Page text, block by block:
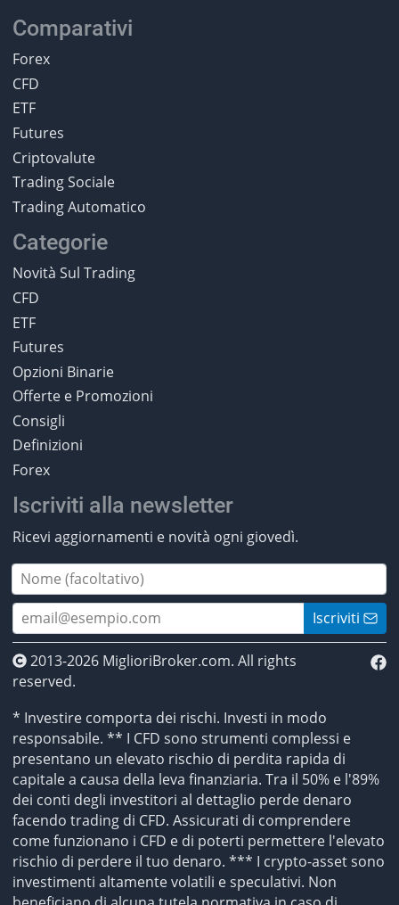
Comparativi
Forex
CFD
ETF
Futures
Criptovalute
Trading Sociale
Trading Automatico
Categorie
Novità Sul Trading
CFD
ETF
Futures
Opzioni Binarie
Offerte e Promozioni
Consigli
Definizioni
Forex
Iscriviti alla newsletter
Ricevi aggiornamenti e novità ogni giovedì.
Iscriviti
2013-2026 MiglioriBroker.com. All rights
reserved.
* Investire comporta dei rischi. Investi in modo
responsabile. ** I CFD sono strumenti complessi e
presentano un elevato rischio di perdita rapida di
capitale a causa della leva finanziaria. Tra il 50% e l'89%
dei conti degli investitori al dettaglio perde denaro
facendo trading di CFD. Assicurati di comprendere
come funzionano i CFD e di poterti permettere l'elevato
rischio di perdere il tuo denaro. *** I crypto-asset sono
investimenti altamente volatili e speculativi. Non